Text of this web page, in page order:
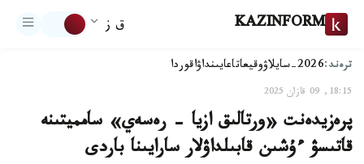
KAZINFORM ق ز
ترەند:2026-سايلاۋ وقيعاتاعايىنداۋاقوردا
18:15, 09 قازان 2025
پرەزيدەنت «ورتالىق ازيا - رەسەي» سامميتىنە
قاتىسۋ ءۇشىن قابىلداۋلار سارايىنا باردى